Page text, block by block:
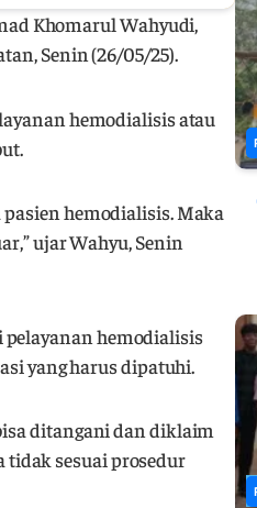
Khomarul Wahyudi,
Senin (26/05/25).
hemodialisis atau
hemodialisis. Maka
ujar Wahyu, Senin
hemodialisis
yang harus dipatuhi.
ditangani dan diklaim
tidak sesuai prosedur